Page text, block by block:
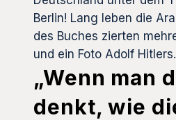
Berlin! Lang leben die
des Buches zierten
und ein Foto Adolf Hitlers.
„Wenn man
denkt, wie